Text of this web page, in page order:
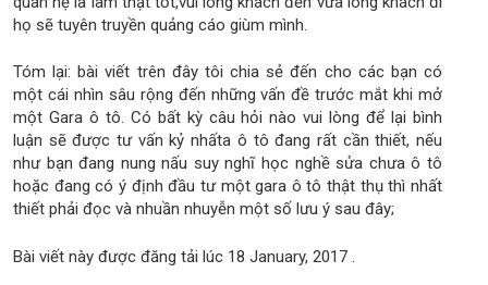
họ sẽ tuyên truyền quảng cáo giùm mình.
Tóm lại: bài viết trên đây tôi chia sẻ đến cho các bạn có
một cái nhìn sâu rộng đến những vấn đề trước mắt khi mở
một Gara ô tô. Có bất kỳ câu hỏi nào vui lòng để lại bình
luận sẽ được tư vấn kỷ nhấta ô tô đang rất cần thiết, nếu
như bạn đang nung nấu suy nghĩ học nghề sửa chưa ô tô
hoặc đang có ý định đầu tư một gara ô tô thật thụ thì nhất
thiết phải đọc và nhuần nhuyễn một số lưu ý sau đây;
Bài viết này được đăng tải lúc 18 January, 2017